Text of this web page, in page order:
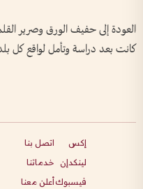
العودة إلى حفيف الورق وصرير
كانت بعد دراسة وتأمل لواقع كل
إكس
لينكدإن
فيسبوك
اتصل بنا
خدماتنا
أعلن معنا